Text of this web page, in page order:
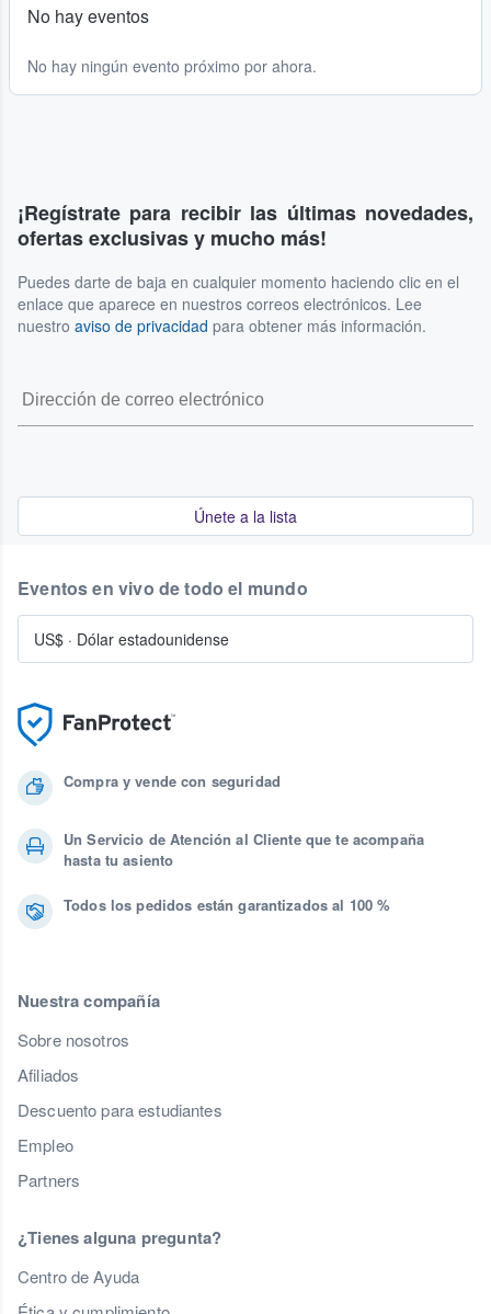
No hay eventos
No hay ningún evento próximo por ahora.
¡Regístrate para recibir las últimas novedades,
ofertas exclusivas y mucho más!
Puedes darte de baja en cualquier momento haciendo clic en el
enlace que aparece en nuestros correos electrónicos. Lee
nuestro aviso de privacidad para obtener más información.
Únete a la lista
Compra y vende con seguridad
Un Servicio de Atención al Cliente que te acompaña
hasta tu asiento
Todos los pedidos están garantizados al 100 %
Nuestra compañía
Sobre nosotros
Afiliados
Descuento para estudiantes
Empleo
Partners
¿Tienes alguna pregunta?
Centro de Ayuda
Eventos en vivo de todo el mundo
US$ · Dólar estadounidense